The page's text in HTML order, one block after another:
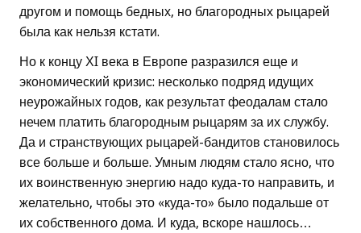
другом и помощь бедных, но благородных рыцарей
была как нельзя кстати.
Но к концу ХI века в Европе разразился еще и
экономический кризис: несколько подряд идущих
неурожайных годов, как результат феодалам стало
нечем платить благородным рыцарям за их службу.
Да и странствующих рыцарей-бандитов становилось
все больше и больше. Умным людям стало ясно, что
их воинственную энергию надо куда-то направить, и
желательно, чтобы это «куда-то» было подальше от
их собственного дома. И куда, вскоре нашлось…